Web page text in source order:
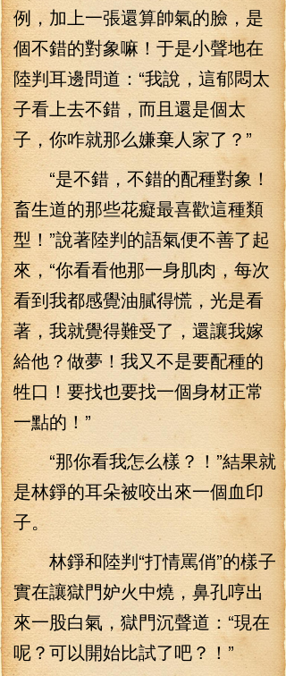
例，加上一張還算帥氣的臉，是
個不錯的對象嘛！于是小聲地在
陸判耳邊問道：“我說，這郁悶太
子看上去不錯，而且還是個太
子，你咋就那么嫌棄人家了？”
“是不錯，不錯的配種對象！
畜生道的那些花癡最喜歡這種類
型！”說著陸判的語氣便不善了起
來，“你看看他那一身肌肉，每次
看到我都感覺油膩得慌，光是看
著，我就覺得難受了，還讓我嫁
給他？做夢！我又不是要配種的
牲口！要找也要找一個身材正常
一點的！”
“那你看我怎么樣？！”結果就
是林錚的耳朵被咬出來一個血印
子。
林錚和陸判“打情罵俏”的樣子
實在讓獄門妒火中燒，鼻孔哼出
來一股白氣，獄門沉聲道：“現在
呢？可以開始比試了吧？！”